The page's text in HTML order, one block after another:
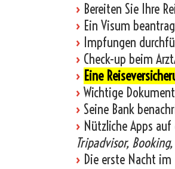
› Bereiten Sie Ihre
› Ein Visum
› Impfungen
› Check-up beim
› Eine
› Wichtige
› Seine Bank
› Nützliche Apps
Tripadvisor,
› Die erste Nacht